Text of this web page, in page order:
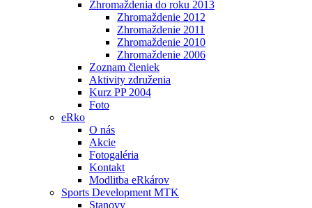
Zhromaždenia do roku 2013
Zhromaždenie 2012
Zhromaždenie 2011
Zhromaždenie 2010
Zhromaždenie 2006
Zoznam členiek
Aktivity združenia
Kurz PP 2004
Foto
eRko
O nás
Akcie
Fotogaléria
Kontakt
Modlitba eRkárov
Sports Development MTK
Stanovy